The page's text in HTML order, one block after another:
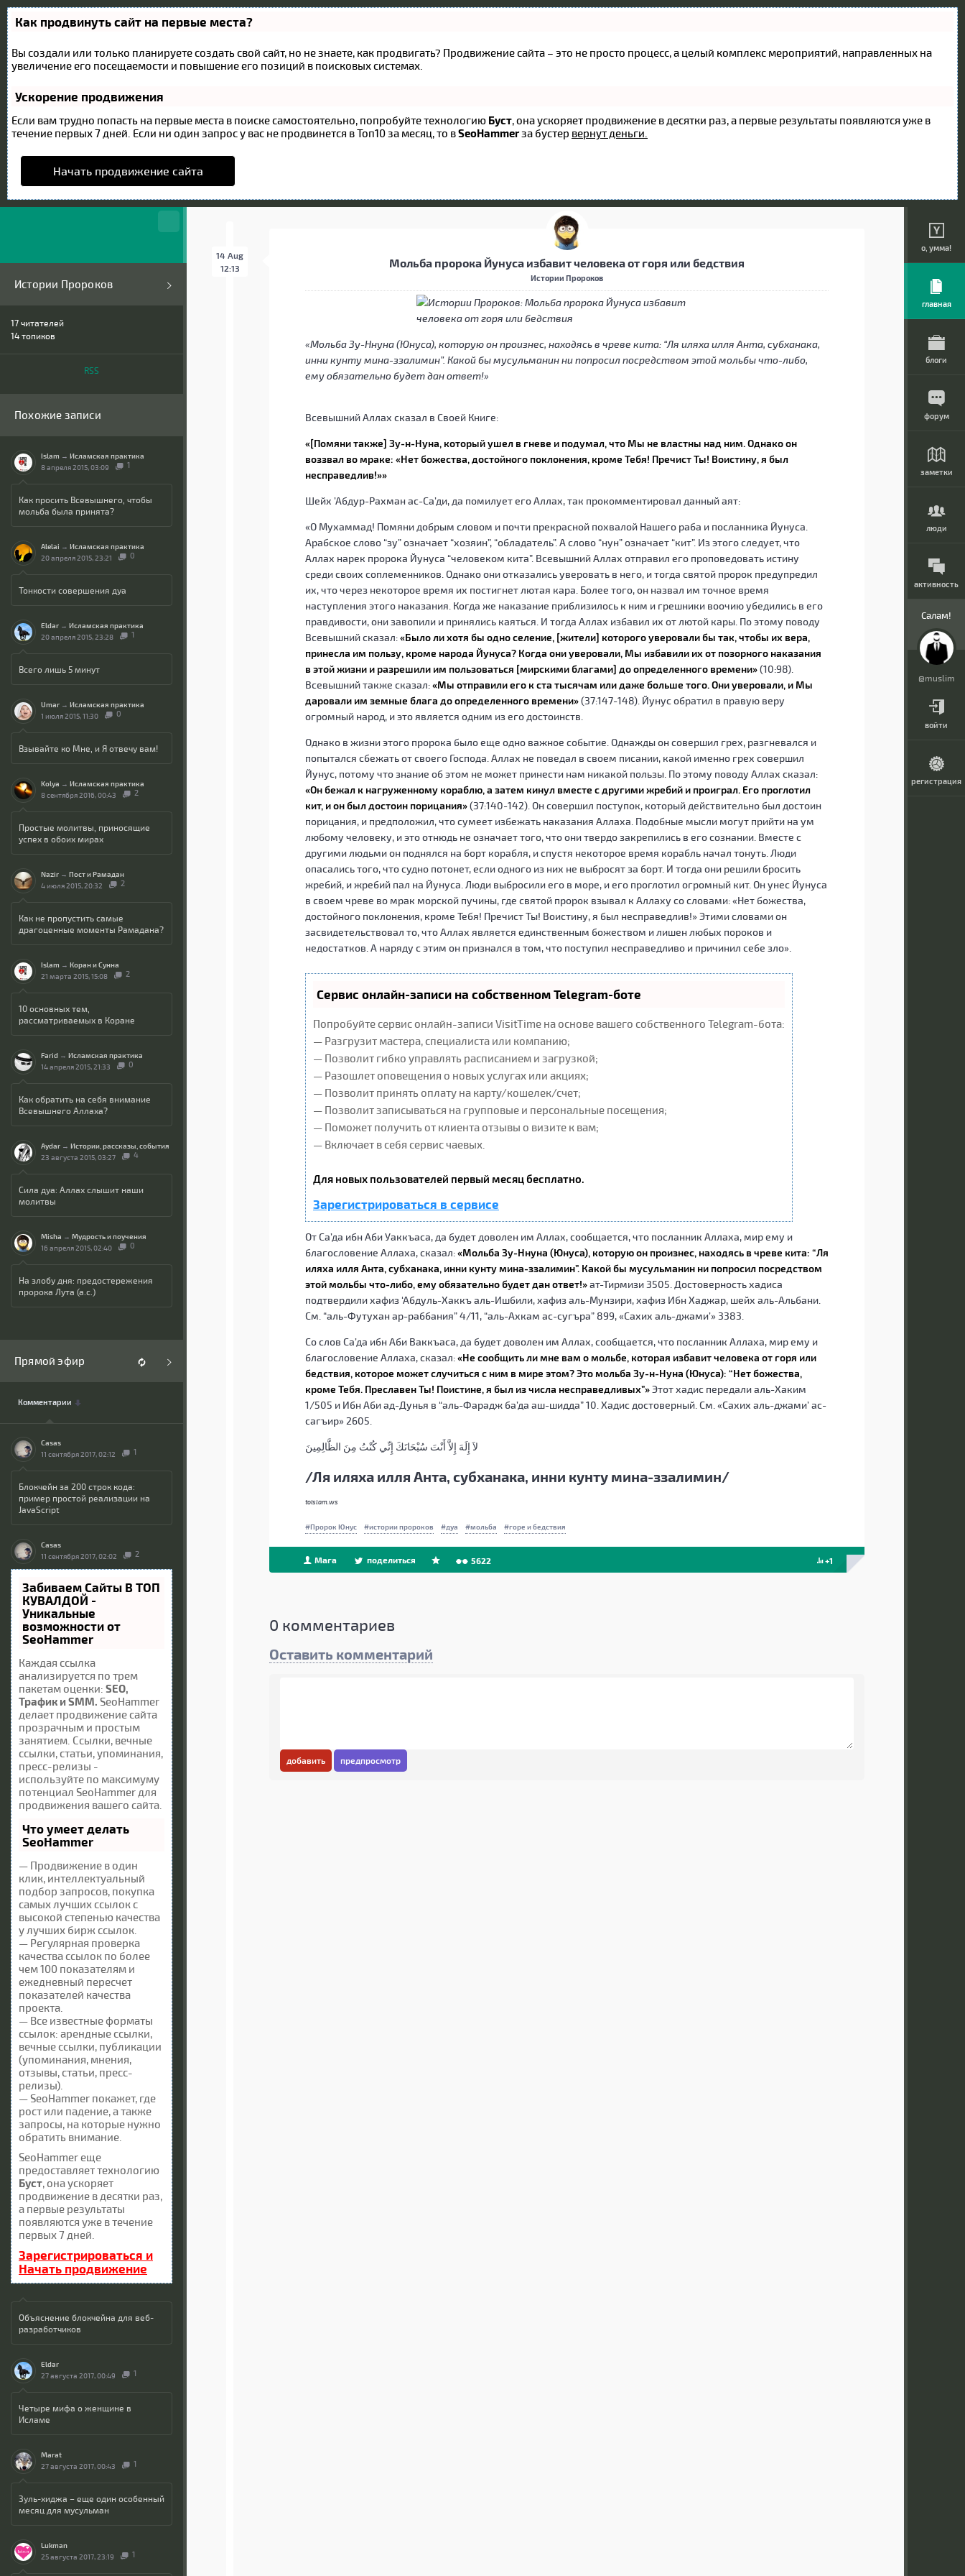
Как продвинуть сайт на первые места?
Вы создали или только планируете создать свой сайт, но не знаете, как продвигать? Продвижение сайта – это не просто процесс, а целый комплекс мероприятий, направленных на
увеличение его посещаемости и повышение его позиций в поисковых системах.
Ускорение продвижения
Если вам трудно попасть на первые места в поиске самостоятельно, попробуйте технологию Буст, она ускоряет продвижение в десятки раз, а первые результаты появляются уже в
течение первых 7 дней. Если ни один запрос у вас не продвинется в Топ10 за месяц, то вSeoHammerза бустер вернут деньги.
Начать продвижение сайта
Истории Пророков
17 читателей
14 топиков
RSS
Похожие записи
Islam → Исламская практика
8 апреля 2015, 03:09
1
Как просить Всевышнего, чтобы
мольба была принята?
Alelai → Исламская практика
20 апреля 2015, 23:21
0
Тонкости совершения дуа
Eldar → Исламская практика
20 апреля 2015, 23:28
1
Всего лишь 5 минут
Umar → Исламская практика
1 июля 2015, 11:30
0
Взывайте ко Мне, и Я отвечу вам!
Kolya → Исламская практика
8 сентября 2016, 00:43
2
Простые молитвы, приносящие
успех в обоих мирах
Nazir → Пост и Рамадан
4 июля 2015, 20:32
2
Как не пропустить самые
драгоценные моменты Рамадана?
Islam → Коран и Сунна
21 марта 2015, 15:08
2
10 основных тем,
рассматриваемых в Коране
Farid → Исламская практика
14 апреля 2015, 21:33
0
Как обратить на себя внимание
Всевышнего Аллаха?
Aydar → Истории, рассказы, события
23 августа 2015, 03:27
4
Сила дуа: Аллах слышит наши
молитвы
Misha → Мудрость и поучения
16 апреля 2015, 02:40
0
На злобу дня: предостережения
пророка Лута (а.с.)
Прямой эфир
Комментарии
Casas
11 сентября 2017, 02:12
1
Блокчейн за 200 строк кода:
пример простой реализации на
JavaScript
Casas
11 сентября 2017, 02:02
2
Забиваем Сайты В ТОП
КУВАЛДОЙ -
Уникальные
возможности от
SeoHammer
Каждая ссылка
анализируется по трем
пакетам оценки: SEO,
Трафик и SMM. SeoHammer
делает продвижение сайта
прозрачным и простым
занятием. Ссылки, вечные
ссылки, статьи, упоминания,
пресс-релизы -
используйте по максимуму
потенциал SeoHammer для
продвижения вашего сайта.
Что умеет делать
SeoHammer
— Продвижение в один
клик, интеллектуальный
подбор запросов, покупка
самых лучших ссылок с
высокой степенью качества
у лучших бирж ссылок.
— Регулярная проверка
качества ссылок по более
чем 100 показателям и
ежедневный пересчет
показателей качества
проекта.
— Все известные форматы
ссылок: арендные ссылки,
вечные ссылки, публикации
(упоминания, мнения,
отзывы, статьи, пресс-
релизы).
— SeoHammer покажет, где
рост или падение, а также
запросы, на которые нужно
обратить внимание.
SeoHammer еще
предоставляет технологию
Буст, она ускоряет
продвижение в десятки раз,
а первые результаты
появляются уже в течение
первых 7 дней.
Зарегистрироваться и
Начать продвижение
Объяснение блокчейна для веб-
разработчиков
Eldar
27 августа 2017, 00:49
1
Четыре мифа о женщине в
Исламе
Marat
27 августа 2017, 00:43
1
Зуль-хиджа – еще один особенный
месяц для мусульман
Lukman
25 августа 2017, 23:19
1
о, умма!
главная
блоги
форум
заметки
люди
активность
Салам!
@muslim
войти
регистрация
14 Aug
12:13
Мольба пророка Йунуса избавит человека от горя или бедствия
Истории Пророков
«Мольба Зу-Ннуна (Юнуса), которую он произнес, находясь в чреве кита: “Ля иляха илля Анта, субханака,
инни кунту мина-ззалимин”. Какой бы мусульманин ни попросил посредством этой мольбы что-либо,
ему обязательно будет дан ответ!»
Всевышний Аллах сказал в Своей Книге:
«[Помяни также] Зу-н-Нуна, который ушел в гневе и подумал, что Мы не властны над ним. Однако он
воззвал во мраке: «Нет божества, достойного поклонения, кроме Тебя! Пречист Ты! Воис­тину, я был
несправедлив!»»
Шейх ’Абдур-Рахман ас-Са’ди, да помилует его Аллах, так прокомментировал данный аят:
«О Мухаммад! Помяни добрым словом и почти прекрасной похвалой Нашего раба и посланника Йунуса.
Арабское слово “зу” означает “хозяин”, “обладатель”. А слово “нун” означает “кит”. Из этого следует, что
Аллах нарек пророка Йунуса “человеком кита”. Всевышний Аллах отправил его проповедовать истину
среди своих соплемен­ников. Однако они отказались уверовать в него, и тогда святой пророк предупредил
их, что через некоторое время их постигнет лютая кара. Более того, он назвал им точное время
наступления этого наказания. Когда же наказание приблизилось к ним и грешники воочию убедились в его
правдивости, они завопили и принялись каяться. И тогда Аллах избавил их от лютой кары. По этому поводу
Всевышний сказал:«Было ли хотя бы одно селение, [жители] которого уверовали бы так, чтобы их вера,
принесла им пользу, кроме народа Йунуса? Когда они уверовали, Мы избавили их от позорного наказания
в этой жизни и разрешили им пользоваться [мирскими благами] до определенного времени»(10:98).
Всевышний также сказал:«Мы отправили его к ста тысячам или даже больше того. Они уверовали, и Мы
даровали им земные блага до определенного времени»(37:147-148). Йунус обратил в правую веру
огромный народ, и это является одним из его достоинств.
Однако в жизни этого пророка было еще одно важное событие. Однажды он совершил грех, разгневался и
попытался сбежать от своего Господа. Аллах не поведал в своем писании, какой именно грех совершил
Йунус, потому что знание об этом не может принести нам никакой пользы. По этому поводу Аллах сказал:
«Он бежал к нагруженному кораблю, а затем кинул вместе с другими жребий и проиграл. Его проглотил
кит, и он был достоин порицания»(37:140-142). Он совершил поступок, который действительно был достоин
порицания, и предположил, что сумеет избежать наказания Аллаха. Подобные мысли могут прийти на ум
любому человеку, и это отнюдь не означает того, что они твердо закрепились в его сознании. Вместе с
другими людьми он поднялся на борт корабля, и спустя некоторое время корабль начал тонуть. Люди
опасались того, что судно потонет, если одного из них не выбросят за борт. И тогда они решили бросить
жребий, и жребий пал на Йунуса. Люди выбросили его в море, и его проглотил огромный кит. Он унес Йунуса
в своем чреве во мрак морской пучины, где святой пророк взывал к Аллаху со словами: «Нет божества,
достойного поклонения, кроме Тебя! Пречист Ты! Воистину, я был несправедлив!» Этими словами он
засвидетельствовал то, что Аллах является единственным божеством и лишен любых пороков и
недостатков. А наряду с этим он признался в том, что поступил несправедливо и причинил себе зло».
Сервис онлайн-записи на собственном Telegram-боте
Попробуйте сервис онлайн-записи VisitTime на основе вашего собственного Telegram-бота:
— Разгрузит мастера, специалиста или компанию;
— Позволит гибко управлять расписанием и загрузкой;
— Разошлет оповещения о новых услугах или акциях;
— Позволит принять оплату на карту/кошелек/счет;
— Позволит записываться на групповые и персональные посещения;
— Поможет получить от клиента отзывы о визите к вам;
— Включает в себя сервис чаевых.
Для новых пользователей первый месяц бесплатно.
Зарегистрироваться в сервисе
От Са’да ибн Аби Уаккъаса, да будет доволен им Аллах, сообщается, что посланник Аллаха, мир ему и
благословение Аллаха, сказал:«Мольба Зу-Ннуна (Юнуса), которую он произнес, находясь в чреве кита: “Ля
иляха илля Анта, субханака, инни кунту мина-ззалимин”. Какой бы мусульманин ни попросил посредством
этой мольбы что-либо, ему обязательно будет дан ответ!»ат-Тирмизи 3505. Достоверность хадиса
подтвердили хафиз ‘Абдуль-Хаккъ аль-Ишбили, хафиз аль-Мунзири, хафиз Ибн Хаджар, шейх аль-Альбани.
См. “аль-Футухан ар-раббания” 4/11, “аль-Ахкам ас-сугъра” 899, «Сахих аль-джами’» 3383.
Со слов Са’да ибн Аби Ваккъаса, да будет доволен им Аллах, сообщается, что посланник Аллаха, мир ему и
благословение Аллаха, сказал:«Не сообщить ли мне вам о мольбе, которая избавит человека от горя или
бедствия, которое может случиться с ним в мире этом? Это мольба Зу-н-Нуна (Юнуса): “Нет божества,
кроме Тебя. Преславен Ты! Поистине, я был из числа несправедливых”»Этот хадис передали аль-Хаким
1/505 и Ибн Аби ад-Дунья в “аль-Фарадж ба’да аш-шидда” 10. Хадис достоверный. См. «Сахих аль-джами’ ас-
сагъир» 2605.
لاَ إِلَهَ إِلاَّ أَنْتَ سُبْحَانَكَ إِنِّي كُنْتُ مِنَ الظَّالِمِينَ
/Ля иляха илля Анта, субханака, инни кунту мина-ззалимин/
toislam.ws
Пророк Юнус истории пророков дуа мольба горе и бедствия
Мага поделиться +1
5622
0 комментариев
Оставить комментарий
добавить предпросмотр